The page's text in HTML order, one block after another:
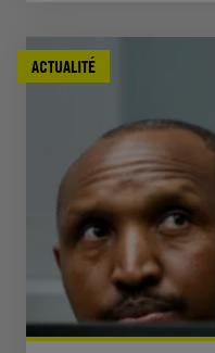
ACTUALITÉ